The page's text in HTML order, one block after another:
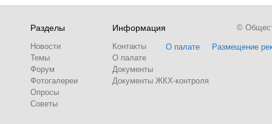
Разделы
Новости
Темы
Форум
Фотогалереи
Опросы
Советы
Информация
Контакты
О палате
Документы
Документы ЖКХ-контроля
О палате Размещение
©